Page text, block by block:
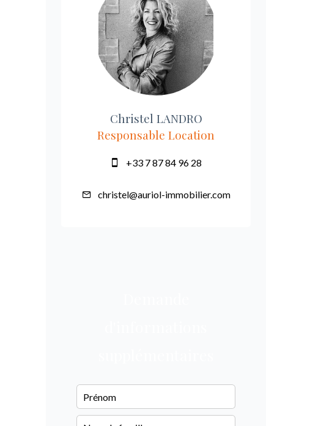
Christel LANDRO
Responsable Location
+33 7 87 84 96 28
christel@auriol-immobilier.com